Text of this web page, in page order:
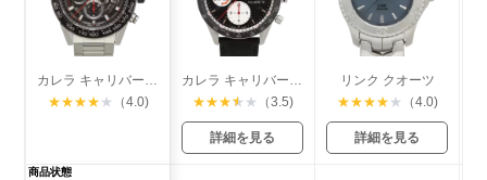
カレラ キャリバー ホイヤー01
★★★★ ★ （4.0)
カレラ キャリバー16 クロノグラフ
★★★★ ★ （3.5)
詳細を見る
リンク クオーツ
★★★★ ★ （4.0)
詳細を見る
商品状態